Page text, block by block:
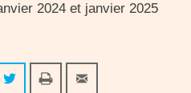
2024 et janvier 2025